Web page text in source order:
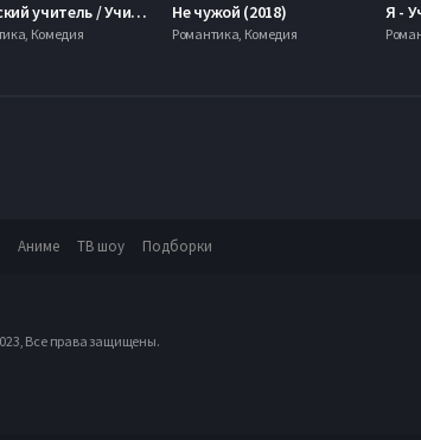
Польский учитель / Учитель (1-3 Сезон)
Комедия
Не чужой (2018)
Романтика, Комедия
Я -
Аниме ТВ шоу Подборки
Все права защищены.